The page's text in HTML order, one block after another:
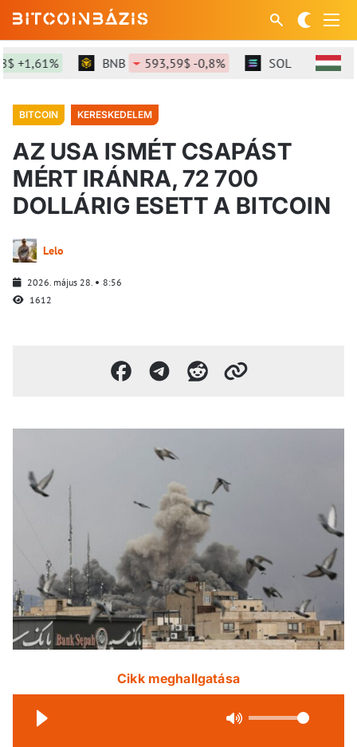
BNB 593,59$ -0,8% SOL 73,45$ -
BITCOIN KERESKEDELEM
AZ USA ISMÉT CSAPÁST
MÉRT IRÁNRA, 72 700
DOLLÁRIG ESETT A BITCOIN
Lelo
2026. május 28.
8:56
1612
Cikk meghallgatása